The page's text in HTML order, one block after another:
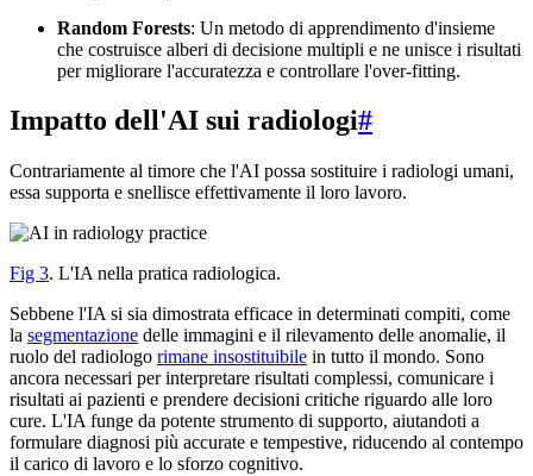
Random Forests: Un metodo di apprendimento d'insieme
che costruisce alberi di decisione multipli e ne unisce i risultati
per migliorare l'accuratezza e controllare l'over-fitting.
Impatto dell'AI sui radiologi#
Contrariamente al timore che l'AI possa sostituire i radiologi umani,
essa supporta e snellisce effettivamente il loro lavoro.
Fig 3. L'IA nella pratica radiologica.
Sebbene l'IA si sia dimostrata efficace in determinati compiti, come
la segmentazione delle immagini e il rilevamento delle anomalie, il
ruolo del radiologo rimane insostituibile in tutto il mondo. Sono
ancora necessari per interpretare risultati complessi, comunicare i
risultati ai pazienti e prendere decisioni critiche riguardo alle loro
cure. L'IA funge da potente strumento di supporto, aiutandoti a
formulare diagnosi più accurate e tempestive, riducendo al contempo
il carico di lavoro e lo sforzo cognitivo.